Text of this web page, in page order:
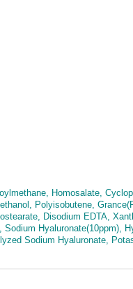
Homosalate,
Polyisobutene,
Disodium EDTA,
Hyaluronate(10ppm),
Sodium Hyaluronate,